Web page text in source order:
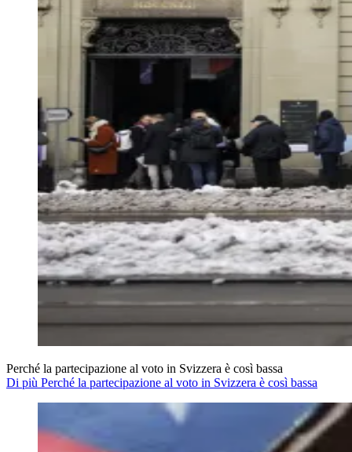
Perché la partecipazione al voto in Svizzera è così bassa
Di più Perché la partecipazione al voto in Svizzera è così bassa